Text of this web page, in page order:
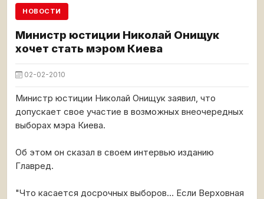
НОВОСТИ
Министр юстиции Николай Онищук
хочет стать мэром Киева
02-02-2010
Министр юстиции Николай Онищук заявил, что
допускает свое участие в возможных внеочередных
выборах мэра Киева.
Об этом он сказал в своем интервью изданию
Главред.
"Что касается досрочных выборов… Если Верховная